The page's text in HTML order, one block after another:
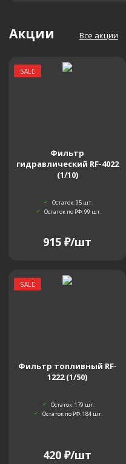
Акции Все акции
SALE
Фильтр
гидравлический RF-4022
(1/10)
Остаток: 95 шт.
Остаток по РФ: 99 шт.
915 ₽/шт
SALE
Фильтр топливный RF-
1222 (1/50)
Остаток: 179 шт.
Остаток по РФ: 184 шт.
420 ₽/шт